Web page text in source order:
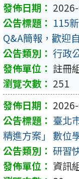
115
Q&A簡報，歡迎
行政
註冊
251
臺北
精進方案」 數位
研習
資訊